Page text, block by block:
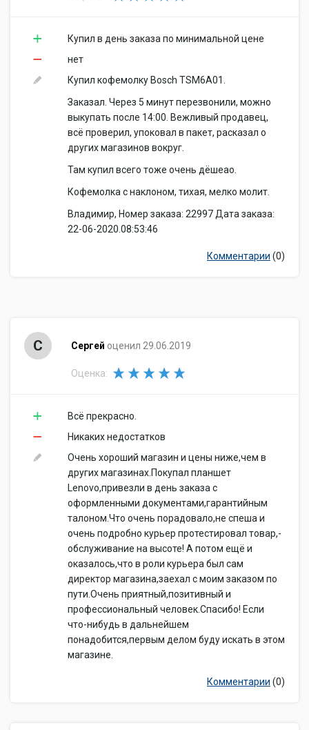
Купил в день заказа по минимальной цене
нет
Купил кофемолку Bosch TSM6A01.
Заказал. Через 5 минут перезвонили, можно
выкупать после 14:00. Вежливый продавец,
всё проверил, упоковал в пакет, расказал о
других магазинов вокруг.
Там купил всего тоже очень дёшеао.
Кофемолка с наклоном, тихая, мелко молит.
Владимир, Номер заказа: 22997 Дата заказа:
22-06-2020.08:53:46
Комментарии (0)
С Сергей оценил 29.06.2019
Оценка:
Всё прекрасно.
Никаких недостатков
Очень хороший магазин и цены ниже,чем в
других магазинах.Покупал планшет
Lenovo,привезли в день заказа с
оформленными документами,гарантийным
талоном.Что очень порадовало,не спеша и
очень подробно курьер протестировал товар,-
обслуживание на высоте! А потом ещё и
оказалось,что в роли курьера был сам
директор магазина,заехал с моим заказом по
пути.Очень приятный,позитивный и
профессиональный человек.Спасибо! Если
что-нибудь в дальнейшем
понадобится,первым делом буду искать в этом
магазине.
Комментарии (0)